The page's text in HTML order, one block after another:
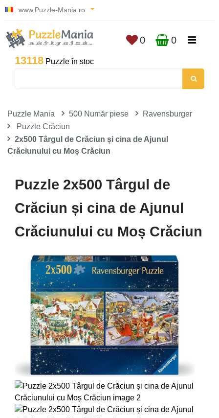
www.Puzzle-Mania.ro
13118 Puzzle în stoc
0 0
Puzzle Mania 500 Număr piese
Ravensburger
Puzzle Crăciun
2x500 Târgul de Crăciun și cina de Ajunul
Crăciunului cu Moș Crăciun
Puzzle 2x500 Târgul de
Crăciun și cina de Ajunul
Crăciunului cu Moș Crăciun